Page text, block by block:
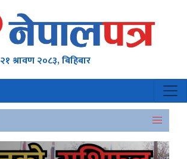
२१ श्रावण २०८३, बिहिबार